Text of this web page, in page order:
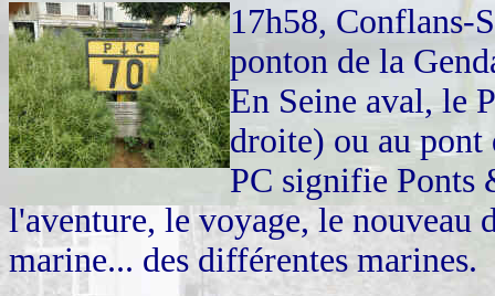
17h58, Conflans-
ponton de la
En Seine aval, le
droite) ou au
PC signifie Ponts
l'aventure, le voyage, le nouveau
marine... des différentes marines.